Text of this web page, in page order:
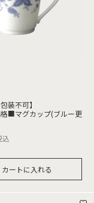
装不可】
■マグカップ(ブルー更
込
カートに入れる